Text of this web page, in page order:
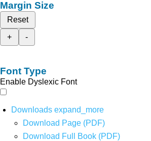
Margin Size
Reset
+
-
Font Type
Enable Dyslexic Font
Downloads expand_more
Download Page (PDF)
Download Full Book (PDF)